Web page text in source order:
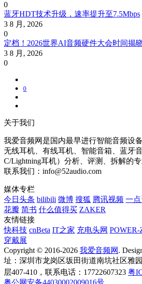
0
蓝牙HDT技术升级，速率提升至7.5Mbps
3 8 月, 2026
0
定档！2026世界AI音频硬件大会时间揭
3 8 月, 2026
0
0
关于我们
我爱音频网是国内最早进行智能音频设
无线耳机、有线耳机、智能音箱、蓝牙
C/Lightning耳机）分析、评测、拆解的
联系我们：info@52audio.com
媒体专栏
今日头条 bilibili 微博 搜狐 腾讯视频 一
花瓣 简书 什么值得买 ZAKER
友情链接
快科技 cnBeta IT之家 充电头网 POWER-
穿戴展
Copyright © 2016-2026 我爱音频网 .
址：深圳市龙岗区坂田街道南坑社区雅
层407-410，联系电话：17722607323 粤
粤公网安备44030002009016号